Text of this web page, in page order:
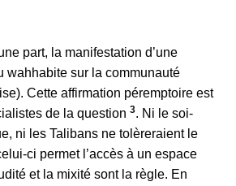
part, la manifestation d’une
wahhabite sur la communauté
Cette affirmation péremptoire est
de la question 3. Ni le soi-
ni les Talibans ne tolèreraient le
ci permet l’accès à un espace
et la mixité sont la règle. En